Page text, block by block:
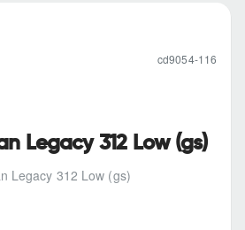
Legacy 312 Low (gs)
Legacy 312 Low (gs)
cd9054-116